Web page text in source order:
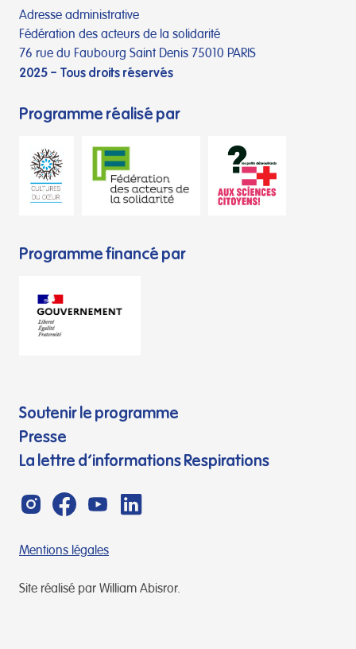
Adresse administrative
Fédération des acteurs de la solidarité
76 rue du Faubourg Saint Denis 75010 PARIS
2025 – Tous droits réservés
Programme réalisé par
Programme financé par
Soutenir le programme
Presse
La lettre d’informations Respirations
Mentions légales
Site réalisé par William Abisror.